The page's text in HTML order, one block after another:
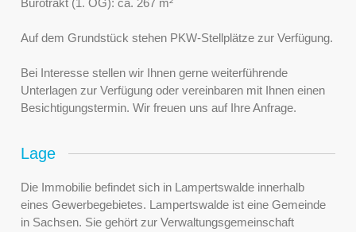
Auf dem Grundstück stehen PKW-Stellplätze zur Verfügung.
Bei Interesse stellen wir Ihnen gerne weiterführende
Unterlagen zur Verfügung oder vereinbaren mit Ihnen einen
Besichtigungstermin. Wir freuen uns auf Ihre Anfrage.
Lage
Die Immobilie befindet sich in Lampertswalde innerhalb
eines Gewerbegebietes. Lampertswalde ist eine Gemeinde
in Sachsen. Sie gehört zur Verwaltungsgemeinschaft